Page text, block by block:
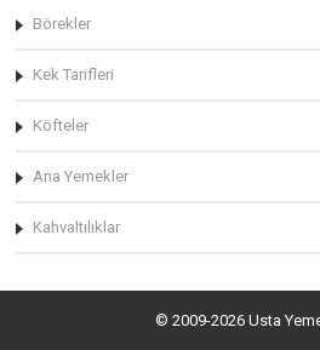
Börekler
Kek Tarifleri
Köfteler
Ana Yemekler
Kahvaltılıklar
© 2009-2026 Usta